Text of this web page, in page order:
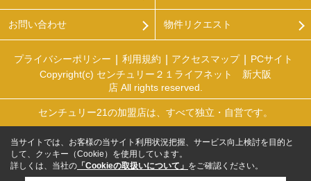
お問い合わせ 物件リクエスト
プライバシーポリシー 利用規約 アクセスマップ
PCサイト
Copyright(c) センチュリー２１ライフネット 新大阪
店 All rights reserved.
センチュリー21の加盟店は、すべて独立・自営です。
当サイトでは、お客様の当サイト利用状況把握、サービス向上検討を目的と
して、クッキー（Cookie）を使用しています。
詳しくは、当社の 「Cookieの取扱いについて」 をご確認ください。